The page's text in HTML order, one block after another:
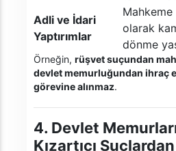
Adli ve İdari
Yaptırımlar
Mahkeme
olarak
dönme
Örneğin, rüşvet suçundan
devlet memurluğundan ihraç
görevine alınmaz.
4. Devlet
Kızartıcı